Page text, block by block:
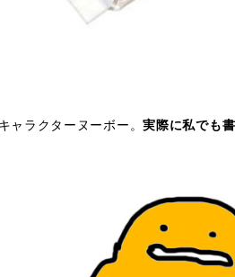
ャラクターヌーボー。実際に私でも